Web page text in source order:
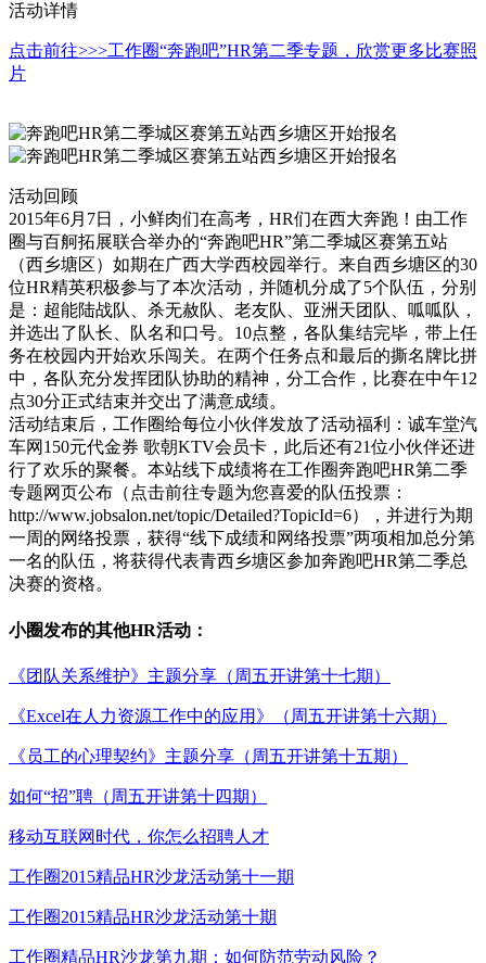
活动详情
点击前往>>>工作圈“奔跑吧”HR第二季专题，欣赏更多比赛照
片
活动回顾
2015年6月7日，小鲜肉们在高考，HR们在西大奔跑！由工作
圈与百舸拓展联合举办的“奔跑吧HR”第二季城区赛第五站
（西乡塘区）如期在广西大学西校园举行。来自西乡塘区的30
位HR精英积极参与了本次活动，并随机分成了5个队伍，分别
是：超能陆战队、杀无赦队、老友队、亚洲天团队、呱呱队，
并选出了队长、队名和口号。10点整，各队集结完毕，带上任
务在校园内开始欢乐闯关。在两个任务点和最后的撕名牌比拼
中，各队充分发挥团队协助的精神，分工合作，比赛在中午12
点30分正式结束并交出了满意成绩。
活动结束后，工作圈给每位小伙伴发放了活动福利：诚车堂汽
车网150元代金券 歌朝KTV会员卡，此后还有21位小伙伴还进
行了欢乐的聚餐。本站线下成绩将在工作圈奔跑吧HR第二季
专题网页公布（点击前往专题为您喜爱的队伍投票：
http://www.jobsalon.net/topic/Detailed?TopicId=6），并进行为期
一周的网络投票，获得“线下成绩和网络投票”两项相加总分第
一名的队伍，将获得代表青西乡塘区参加奔跑吧HR第二季总
决赛的资格。
小圈发布的其他HR活动：
《团队关系维护》主题分享（周五开讲第十七期）
《Excel在人力资源工作中的应用》（周五开讲第十六期）
《员工的心理契约》主题分享（周五开讲第十五期）
如何“招”聘（周五开讲第十四期）
移动互联网时代，你怎么招聘人才
工作圈2015精品HR沙龙活动第十一期
工作圈2015精品HR沙龙活动第十期
工作圈精品HR沙龙第九期：如何防范劳动风险？